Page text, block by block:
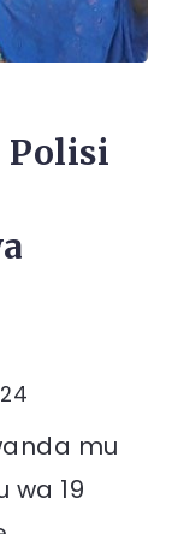
Polisi
mu
wa 19